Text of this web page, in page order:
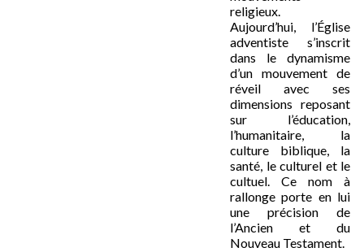
religieux.
Aujourd’hui, l’Église
adventiste s’inscrit
dans le dynamisme
d’un mouvement de
réveil avec ses
dimensions reposant
sur l’éducation,
l’humanitaire, la
culture biblique, la
santé, le culturel et le
cultuel. Ce nom à
rallonge porte en lui
une précision de
l’Ancien et du
Nouveau Testament.